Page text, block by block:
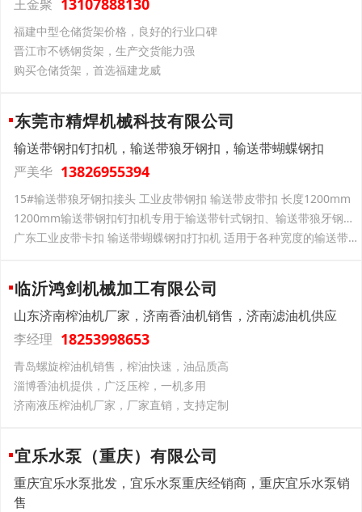
王金聚 13107888130
福建中型仓储货架价格，良好的行业口碑
晋江市不锈钢货架，生产交货能力强
购买仓储货架，首选福建龙威
东莞市精焊机械科技有限公司
输送带钢扣钉扣机，输送带狼牙钢扣，输送带蝴蝶钢扣
严美华 13826955394
15#输送带狼牙钢扣接头 工业皮带钢扣 输送带皮带扣 长度1200mm
1200mm输送带钢扣钉扣机专用于输送带针式钢扣、输送带狼牙钢扣装订
广东工业皮带卡扣 输送带蝴蝶钢扣打扣机 适用于各种宽度的输送带装订
临沂鸿剑机械加工有限公司
山东济南榨油机厂家，济南香油机销售，济南滤油机供应
李经理 18253998653
青岛螺旋榨油机销售，榨油快速，油品质高
淄博香油机提供，广泛压榨，一机多用
济南液压榨油机厂家，厂家直销，支持定制
宜乐水泵（重庆）有限公司
重庆宜乐水泵批发，宜乐水泵重庆经销商，重庆宜乐水泵销
售